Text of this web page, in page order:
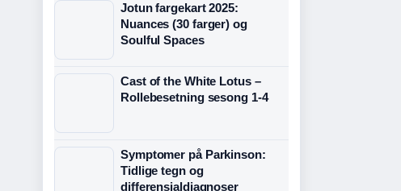
Jotun fargekart 2025:
Nuances (30 farger) og
Soulful Spaces
Cast of the White Lotus –
Rollebesetning sesong 1-4
Symptomer på Parkinson:
Tidlige tegn og
differensialdiagnoser